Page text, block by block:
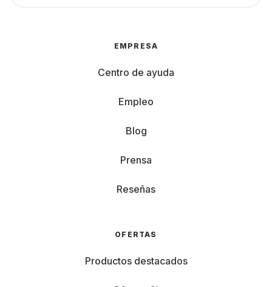
EMPRESA
Centro de ayuda
Empleo
Blog
Prensa
Reseñas
OFERTAS
Productos destacados